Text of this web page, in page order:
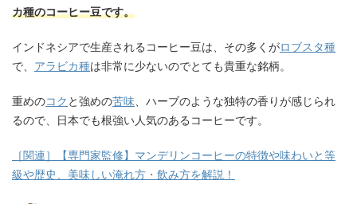
カ種のコーヒー豆です。
インドネシアで生産されるコーヒー豆は、その多くがロブスタ種
で、 アラビカ種は非常に少ないのでとても貴重な銘柄。
重めのコク と強めの苦味 、ハーブのような独特の香りが感じられ
るので、日本でも根強い人気のあるコーヒーです。
［関連］【専門家監修】マンデリンコーヒーの特徴や味わいと等
級や歴史、美味しい淹れ方・飲み方を解説！